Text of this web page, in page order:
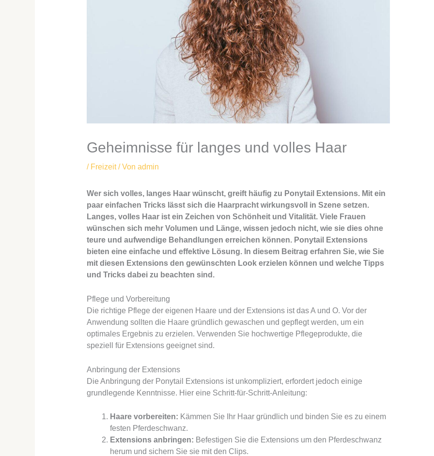
Geheimnisse für langes und volles Haar
/ Freizeit/ Von admin
Wer sich volles, langes Haar wünscht, greift häufig zu Ponytail Extensions. Mit ein
paar einfachen Tricks lässt sich die Haarpracht wirkungsvoll in Szene setzen.
Langes, volles Haar ist ein Zeichen von Schönheit und Vitalität. Viele Frauen
wünschen sich mehr Volumen und Länge, wissen jedoch nicht, wie sie dies ohne
teure und aufwendige Behandlungen erreichen können. Ponytail Extensions
bieten eine einfache und effektive Lösung. In diesem Beitrag erfahren Sie, wie Sie
mit diesen Extensions den gewünschten Look erzielen können und welche Tipps
und Tricks dabei zu beachten sind.
Pflege und Vorbereitung
Die richtige Pflege der eigenen Haare und der Extensions ist das A und O. Vor der
Anwendung sollten die Haare gründlich gewaschen und gepflegt werden, um ein
optimales Ergebnis zu erzielen. Verwenden Sie hochwertige Pflegeprodukte, die
speziell für Extensions geeignet sind.
Anbringung der Extensions
Die Anbringung der Ponytail Extensions ist unkompliziert, erfordert jedoch einige
grundlegende Kenntnisse. Hier eine Schritt-für-Schritt-Anleitung:
Haare vorbereiten: Kämmen Sie Ihr Haar gründlich und binden Sie es zu einem
festen Pferdeschwanz.
Extensions anbringen: Befestigen Sie die Extensions um den Pferdeschwanz
herum und sichern Sie sie mit den Clips.